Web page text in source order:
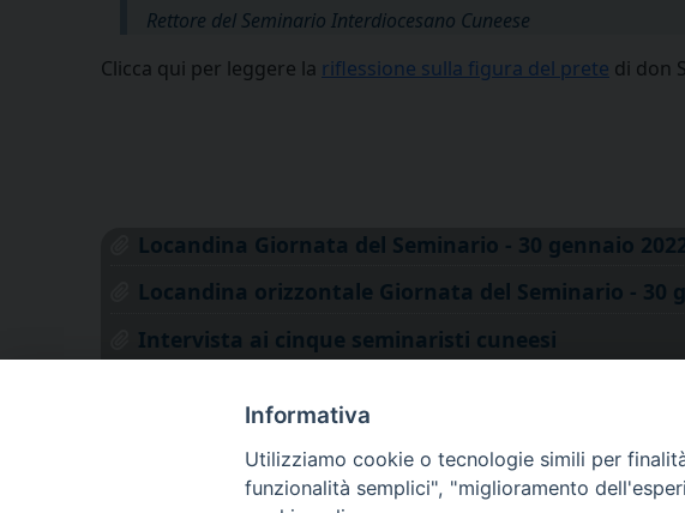
Rettore del Seminario Interdiocesano Cuneese
Clicca qui per leggere la riflessione sulla figura del prete di don
Locandina Giornata del Seminario - 30 gennaio
Locandina orizzontale Giornata del Seminario - 30
Intervista ai cinque seminaristi cuneesi
Lettera del vescovo Piero per la Giornata del
Informativa
Utilizziamo cookie o tecnologie simili per
funzionalità semplici", "miglioramento